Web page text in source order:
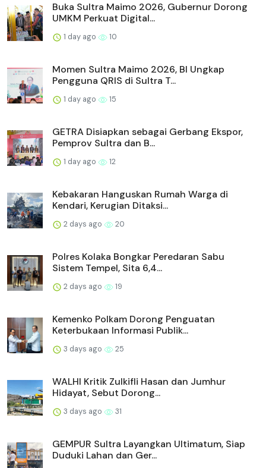
Buka Sultra Maimo 2026, Gubernur Dorong
UMKM Perkuat Digital...
1 day ago 10
Momen Sultra Maimo 2026, BI Ungkap
Pengguna QRIS di Sultra T...
1 day ago 15
GETRA Disiapkan sebagai Gerbang Ekspor,
Pemprov Sultra dan B...
1 day ago 12
Kebakaran Hanguskan Rumah Warga di
Kendari, Kerugian Ditaksi...
2 days ago 20
Polres Kolaka Bongkar Peredaran Sabu
Sistem Tempel, Sita 6,4...
2 days ago 19
Kemenko Polkam Dorong Penguatan
Keterbukaan Informasi Publik...
3 days ago 25
WALHI Kritik Zulkifli Hasan dan Jumhur
Hidayat, Sebut Dorong...
3 days ago 31
GEMPUR Sultra Layangkan Ultimatum, Siap
Duduki Lahan dan Ger...